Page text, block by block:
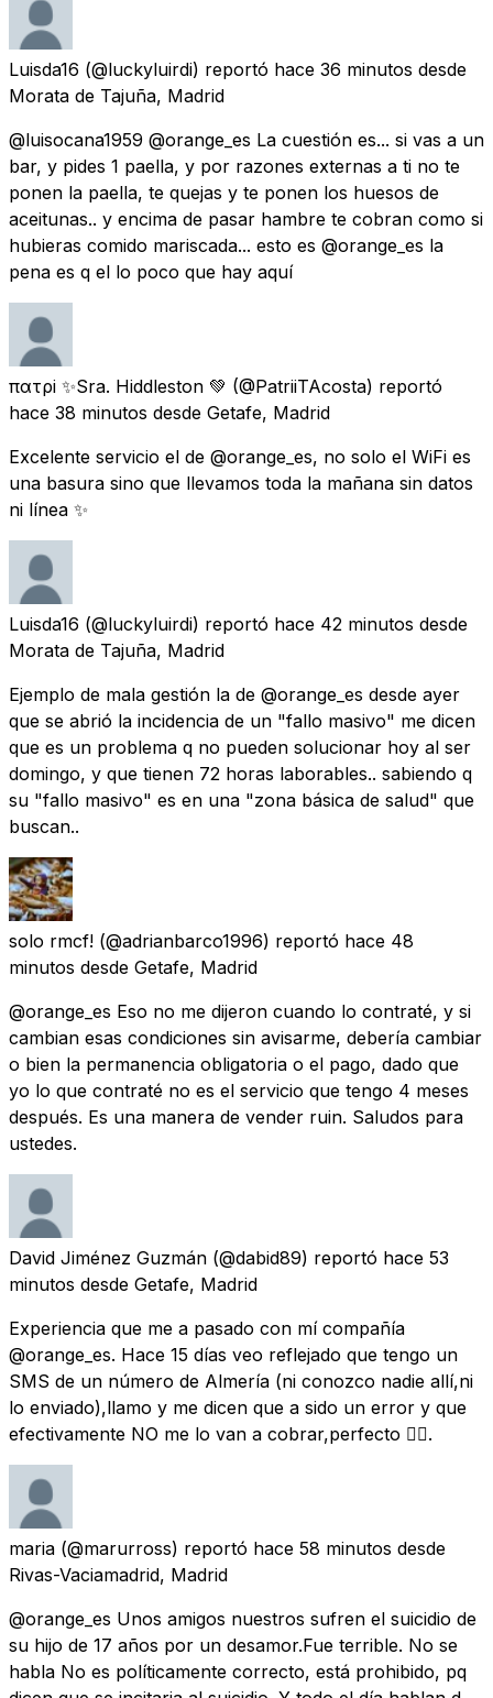
Luisda16 (@luckyluirdi) reportó hace 36 minutos desde
Morata de Tajuña, Madrid
@luisocana1959 @orange_es La cuestión es... si vas a un
bar, y pides 1 paella, y por razones externas a ti no te
ponen la paella, te quejas y te ponen los huesos de
aceitunas.. y encima de pasar hambre te cobran como si
hubieras comido mariscada... esto es @orange_es la
pena es q el lo poco que hay aquí
πατρi ✨Sra. Hiddleston 💚 (@PatriiTAcosta) reportó
hace 38 minutos desde Getafe, Madrid
Excelente servicio el de @orange_es, no solo el WiFi es
una basura sino que llevamos toda la mañana sin datos
ni línea ✨
Luisda16 (@luckyluirdi) reportó hace 42 minutos desde
Morata de Tajuña, Madrid
Ejemplo de mala gestión la de @orange_es desde ayer
que se abrió la incidencia de un "fallo masivo" me dicen
que es un problema q no pueden solucionar hoy al ser
domingo, y que tienen 72 horas laborables.. sabiendo q
su "fallo masivo" es en una "zona básica de salud" que
buscan..
solo rmcf! (@adrianbarco1996) reportó hace 48
minutos desde Getafe, Madrid
@orange_es Eso no me dijeron cuando lo contraté, y si
cambian esas condiciones sin avisarme, debería cambiar
o bien la permanencia obligatoria o el pago, dado que
yo lo que contraté no es el servicio que tengo 4 meses
después. Es una manera de vender ruin. Saludos para
ustedes.
David Jiménez Guzmán (@dabid89) reportó hace 53
minutos desde Getafe, Madrid
Experiencia que me a pasado con mí compañía
@orange_es. Hace 15 días veo reflejado que tengo un
SMS de un número de Almería (ni conozco nadie allí,ni
lo enviado),llamo y me dicen que a sido un error y que
efectivamente NO me lo van a cobrar,perfecto 👍🏽.
maria (@marurross) reportó hace 58 minutos desde
Rivas-Vaciamadrid, Madrid
@orange_es Unos amigos nuestros sufren el suicidio de
su hijo de 17 años por un desamor.Fue terrible. No se
habla No es políticamente correcto, está prohibido, pq